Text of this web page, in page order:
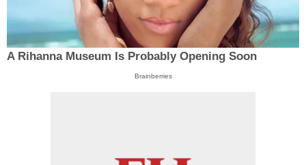
A Rihanna Museum Is Probably Opening Soon
Brainberries